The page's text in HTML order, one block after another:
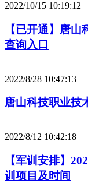
2022/10/15 10:19:12
【已开通】唐
查询入口
2022/8/28 10:47:13
唐山科技职业技
2022/8/12 10:42:18
【军训安排】
训项目及时间